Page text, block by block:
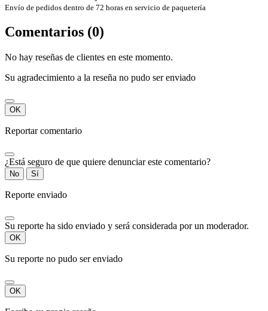
Envío de pedidos dentro de 72 horas en servicio de paquetería
Comentarios (0)
No hay reseñas de clientes en este momento.
Su agradecimiento a la reseña no pudo ser enviado
OK
Reportar comentario
¿Está seguro de que quiere denunciar este comentario?
No Sí
Reporte enviado
Su reporte ha sido enviado y será considerada por un moderador.
OK
Su reporte no pudo ser enviado
OK